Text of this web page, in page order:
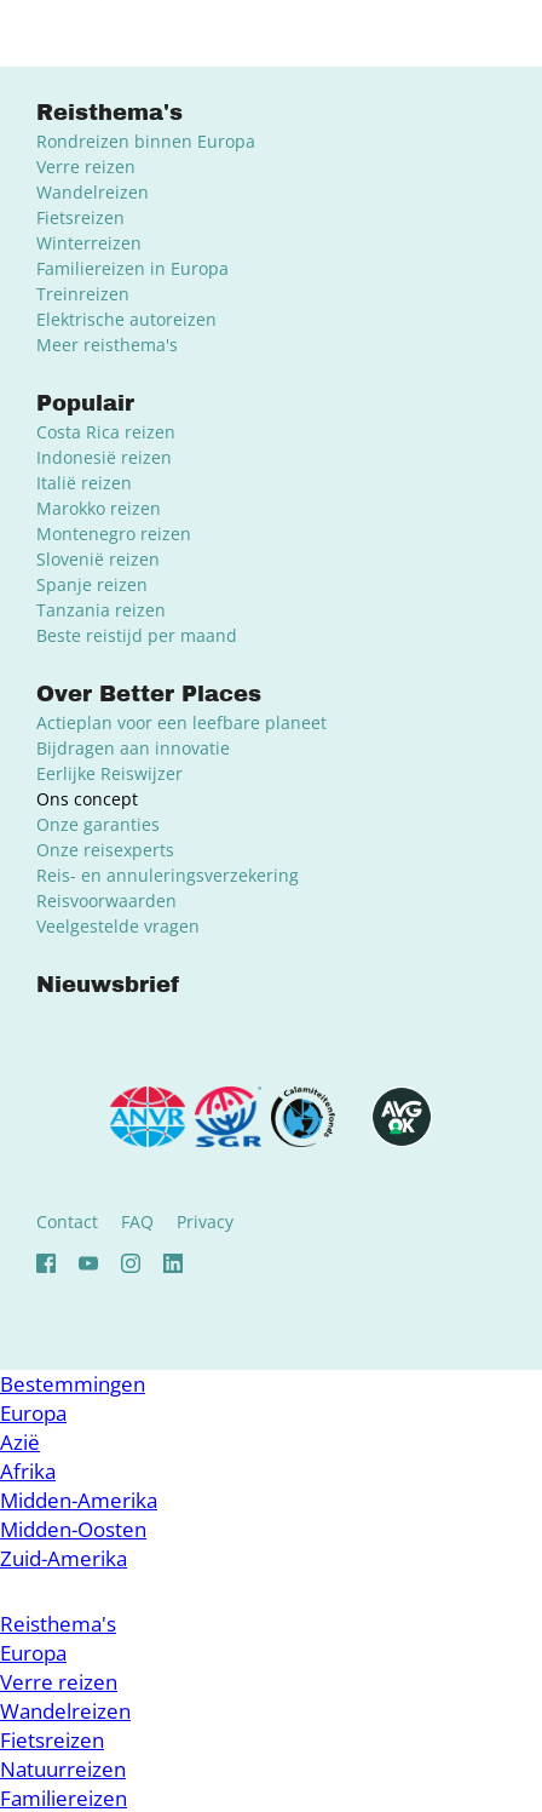
Reisthema's
Rondreizen binnen Europa
Verre reizen
Wandelreizen
Fietsreizen
Winterreizen
Familiereizen in Europa
Treinreizen
Elektrische autoreizen
Meer reisthema's
Populair
Costa Rica reizen
Indonesië reizen
Italië reizen
Marokko reizen
Montenegro reizen
Slovenië reizen
Spanje reizen
Tanzania reizen
Beste reistijd per maand
Over Better Places
Actieplan voor een leefbare planeet
Bijdragen aan innovatie
Eerlijke Reiswijzer
Ons concept
Onze garanties
Onze reisexperts
Reis- en annuleringsverzekering
Reisvoorwaarden
Veelgestelde vragen
Nieuwsbrief
Contact FAQ Privacy
Bestemmingen
Europa
Azië
Afrika
Midden-Amerika
Midden-Oosten
Zuid-Amerika
Reisthema's
Europa
Verre reizen
Wandelreizen
Fietsreizen
Natuurreizen
Familiereizen